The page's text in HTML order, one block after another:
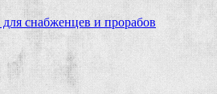
снабженцев и прорабов